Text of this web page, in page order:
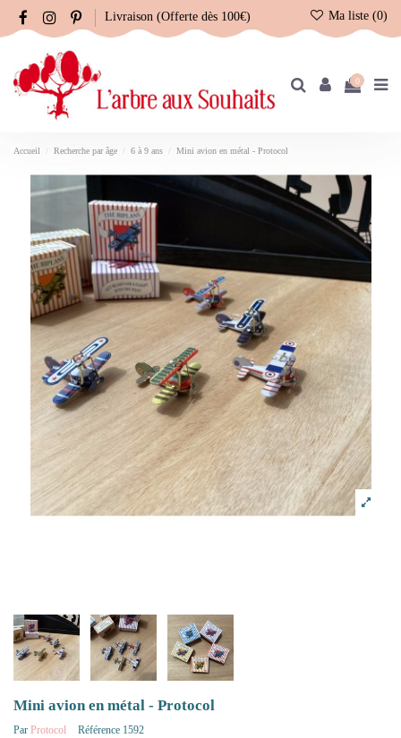
Livraison (Offerte dès 100€) Ma liste (0)
0
Accueil Recherche par âge 6 à 9 ans Mini avion en métal - Protocol
Mini avion en métal - Protocol
Par Protocol Référence 1592